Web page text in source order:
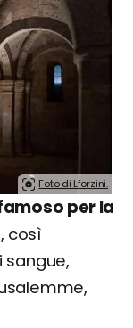
Foto di Lforzini.
per la
, così